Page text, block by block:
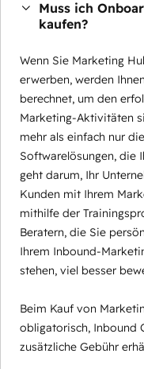
Muss ich
kaufen?
Wenn Sie Marketing
erwerben, werden
berechnet, um den
Marketing-Aktivitäten
mehr als einfach nur
Softwarelösungen, die
geht darum, Ihr
Kunden mit Ihrem
mithilfe der
Beratern, die Sie
Ihrem Inbound-
stehen, viel besser
Beim Kauf von
obligatorisch, Inbound
zusätzliche Gebühr